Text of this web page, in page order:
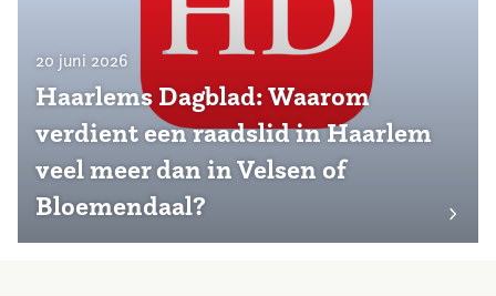
20 juni 2026
Haarlems Dagblad: Waarom
verdient een raadslid in Haarlem
veel meer dan in Velsen of
Bloemendaal?